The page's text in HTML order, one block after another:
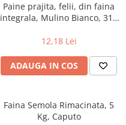
Paine prajita, felii, din faina
integrala, Mulino Bianco, 315
12,18 Lei
ADAUGA IN COS
Faina Semola Rimacinata, 5
Kg, Caputo